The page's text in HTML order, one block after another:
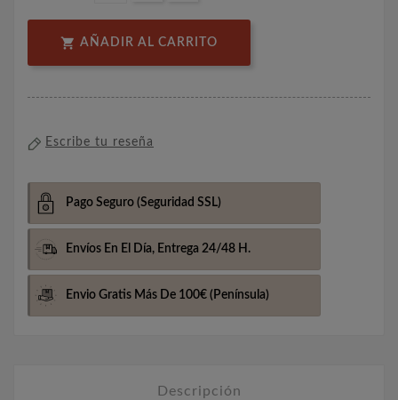
 AÑADIR AL CARRITO
Escribe tu reseña
Pago Seguro (Seguridad SSL)
Envíos En El Día, Entrega 24/48 H.
Envio Gratis Más De 100€ (Península)
Descripción